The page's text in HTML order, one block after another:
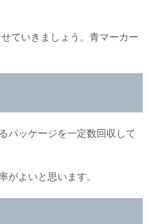
ていきましょう。青マーカー
パッケージを一定数回収して
がよいと思います。